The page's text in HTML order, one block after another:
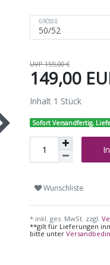
GRÖSSE
UVP 159,00 €
149,00
Inhalt 1 Stück
Sofort Versandfertig,
Wunschliste
* inkl. ges. MwSt. zzgl.
**gilt für Lieferungen
bitte unter